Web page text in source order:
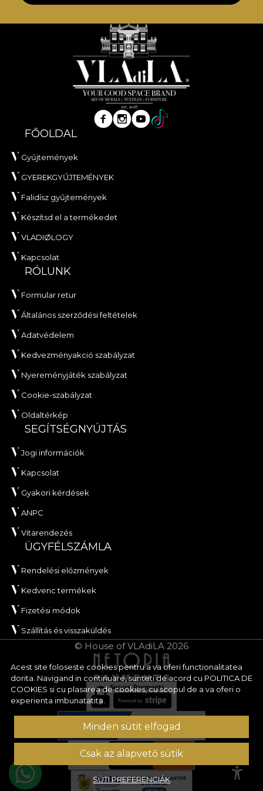
Acest site foloseste cookies pentru a va oferi functionalitatea
dorita. Navigand in continuare, sunteti de acord cu POLITICA DE
COOKIES si cu plasarea de cookies, cu scopul de a va oferi o
experienta imbunatatita.
Minden sütit elfogad
Csak az alapvető sütik
SÜTI PREFERENCIÁK
FŐOLDAL
Gyűjtemények
GYEREKGYŰJTEMÉNYEK
Falidísz gyűjtemények
Készítsd el a termékedet
VLADIØLOGY
Kapcsolat
RÓLUNK
Formular retur
Általános szerződési feltételek
Adatvédelem
Kedvezményakció szabályzat
Nyereményjáték szabályzat
Cookie-szabályzat
Oldaltérkép
SEGÍTSÉGNYÚJTÁS
Jogi információk
Kapcsolat
Gyakori kérdések
ANPC
Vitarendezés
ÜGYFÉLSZÁMLA
Rendelési előzmények
Kedvenc termékek
Fizetési módok
Szállítás és visszaküldés
© House of VLAdiLA 2026